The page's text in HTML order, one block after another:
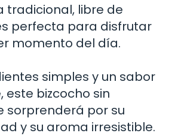
tradicional, libre de
perfecta para disfrutar
momento del día.
simples y un sabor
este bizcocho sin
sorprenderá por su
y su aroma irresistible.